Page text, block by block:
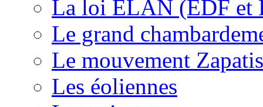
La loi ELAN (EDF et
Le grand
Le mouvement
Les éoliennes